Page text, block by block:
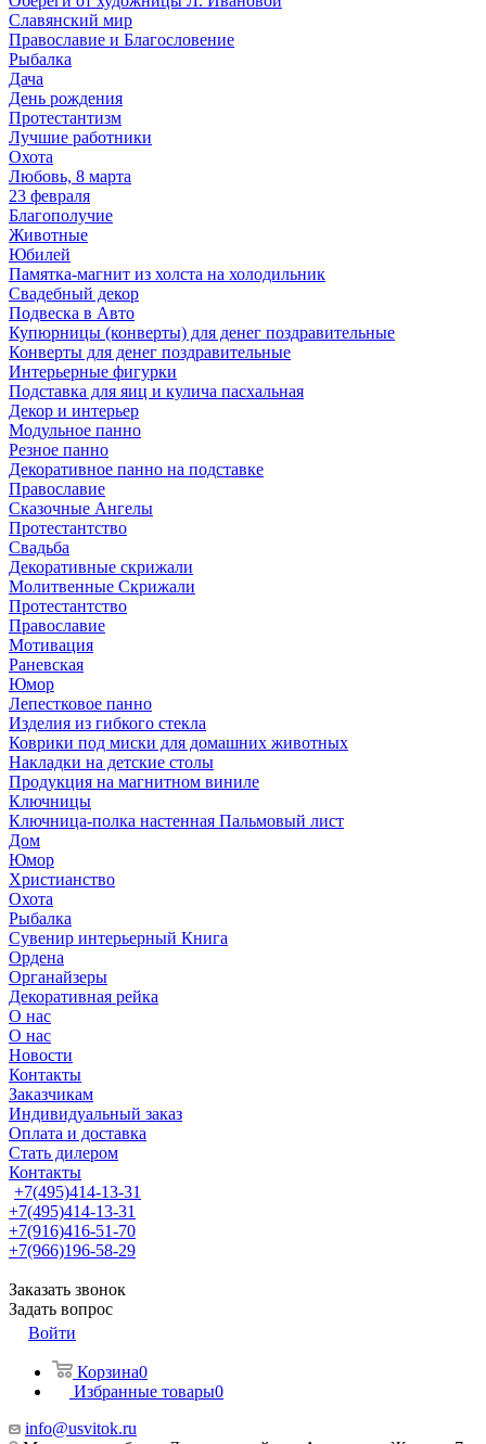
Славянский мир
Православие и Благословение
Рыбалка
Дача
День рождения
Протестантизм
Лучшие работники
Охота
Любовь, 8 марта
23 февраля
Благополучие
Животные
Юбилей
Памятка-магнит из холста на холодильник
Свадебный декор
Подвеска в Авто
Купюрницы (конверты) для денег поздравительные
Конверты для денег поздравительные
Интерьерные фигурки
Подставка для яиц и кулича пасхальная
Декор и интерьер
Модульное панно
Резное панно
Декоративное панно на подставке
Православие
Сказочные Ангелы
Протестантство
Свадьба
Декоративные скрижали
Молитвенные Скрижали
Протестантство
Православие
Мотивация
Раневская
Юмор
Лепестковое панно
Изделия из гибкого стекла
Коврики под миски для домашних животных
Накладки на детские столы
Продукция на магнитном виниле
Ключницы
Ключница-полка настенная Пальмовый лист
Дом
Юмор
Христианство
Охота
Рыбалка
Сувенир интерьерный Книга
Ордена
Органайзеры
Декоративная рейка
О нас
О нас
Новости
Контакты
Заказчикам
Индивидуальный заказ
Оплата и доставка
Стать дилером
Контакты
+7(495)414-13-31
+7(495)414-13-31
+7(916)416-51-70
+7(966)196-58-29
Заказать звонок
Задать вопрос
Войти
Корзина0
Избранные товары0
info@usvitok.ru